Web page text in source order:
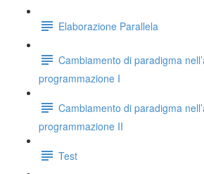
Elaborazione Parallela
Cambiamento di paradigma
programmazione I
Cambiamento di paradigma
programmazione II
Test